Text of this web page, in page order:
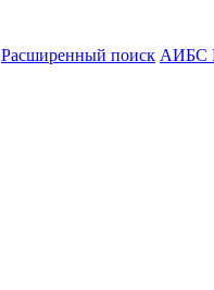
Расширенный поиск АИБС